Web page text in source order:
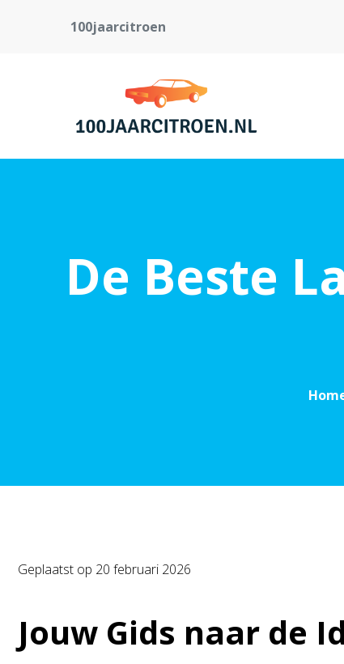
100jaarcitroen
De Beste
Geplaatst op 20 februari 2026
Jouw Gids naar de